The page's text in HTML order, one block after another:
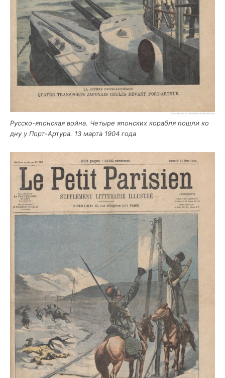
Рус­ско-япон­ская вой­на. Четы­ре япон­ских кораб­ля пошли ко
дну у Порт-Арту­ра. 13 мар­та 1904 года